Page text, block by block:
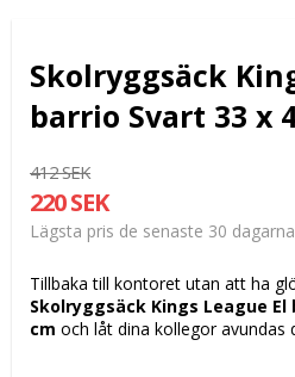
Skolryggsäck
barrio Svart 33 x
412 SEK
220 SEK
Lägsta pris de senaste 30 dagarna
Tillbaka till kontoret utan att ha
Skolryggsäck Kings League El
cm och låt dina kollegor avundas